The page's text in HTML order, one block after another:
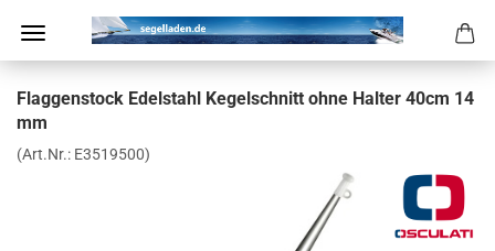
Flag­gen­stock Edel­stahl Ke­gel­schnitt ohne Hal­ter 40cm 14
mm
(Art.Nr.: E3519500)